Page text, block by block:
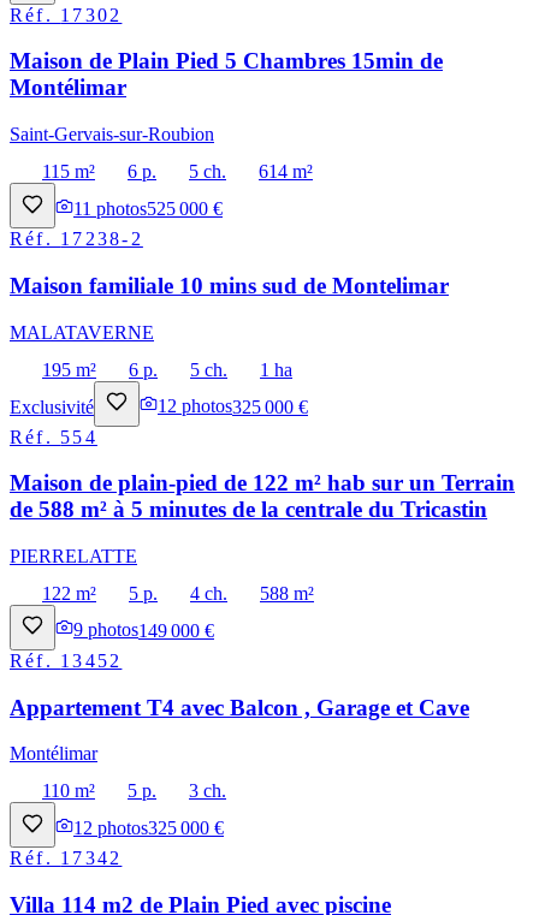
Réf. 17302
Maison de Plain Pied 5 Chambres 15min de
Montélimar
Saint-Gervais-sur-Roubion
115 m²
6 p. 5 ch.
614 m²
11 photos525 000 €
Réf. 17238-2
Maison familiale 10 mins sud de Montelimar
MALATAVERNE
195 m²
6 p. 5 ch.
1 ha
Exclusivité
12 photos325 000 €
Réf. 554
Maison de plain-pied de 122 m² hab sur un Terrain
de 588 m² à 5 minutes de la centrale du Tricastin
PIERRELATTE
122 m²
5 p. 4 ch.
588 m²
9 photos149 000 €
Réf. 13452
Appartement T4 avec Balcon , Garage et Cave
Montélimar
110 m²
5 p.
3 ch.
12 photos325 000 €
Réf. 17342
Villa 114 m2 de Plain Pied avec piscine